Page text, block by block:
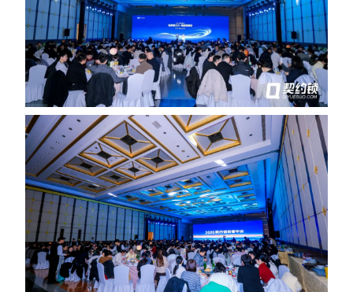
合作
我们